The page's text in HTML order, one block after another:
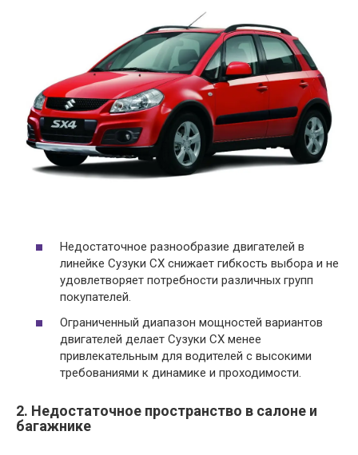
Недостаточное разнообразие двигателей в
линейке Сузуки СХ снижает гибкость выбора и не
удовлетворяет потребности различных групп
покупателей.
Ограниченный диапазон мощностей вариантов
двигателей делает Сузуки СХ менее
привлекательным для водителей с высокими
требованиями к динамике и проходимости.
2. Недостаточное пространство в салоне и
багажнике